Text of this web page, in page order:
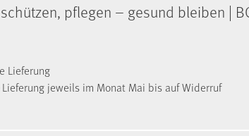
pflegen – gesund bleiben |
Lieferung
Lieferung jeweils im Monat Mai bis auf Widerruf